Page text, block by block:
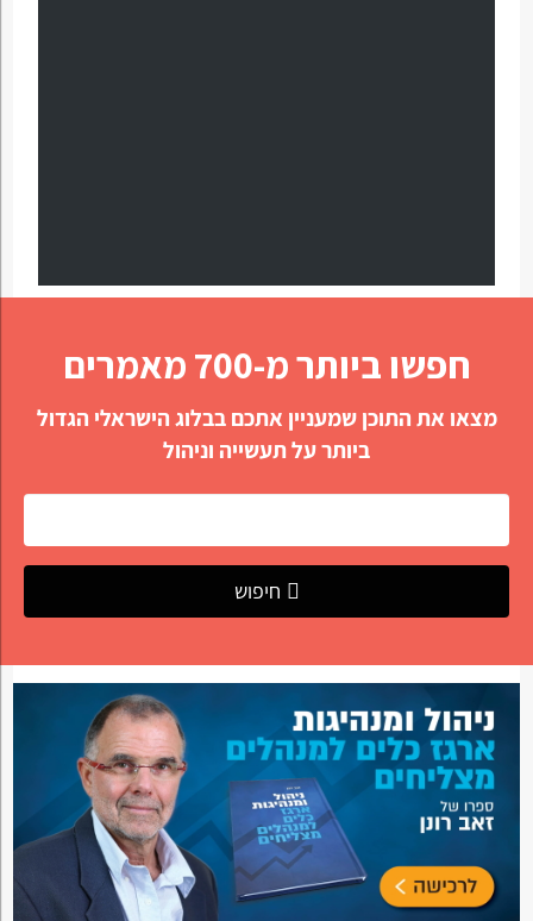
חפשו ביותר מ-700 מאמרים
מצאו את התוכן שמעניין אתכם בבלוג הישראלי הגדול
ביותר על תעשייה וניהול
חיפוש